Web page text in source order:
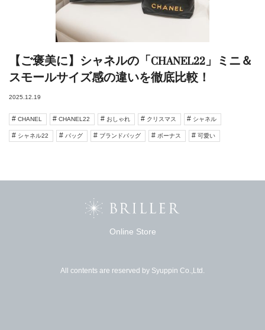
【ご褒美に】シャネルの「CHANEL22」ミニ＆
スモールサイズ感の違いを徹底比較！
2025.12.19
CHANEL CHANEL22 おしゃれ クリスマス シャネル
シャネル22 バッグ ブランドバッグ ボーナス 可愛い
Online Store
All contents are reserved by Syuppin Co.,Ltd.